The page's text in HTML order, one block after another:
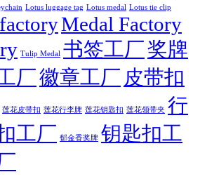
Lotus luggage tag Lotus medal Lotus tie clip
Medal Factory
Tulip Medal 书签工厂奖牌
厂徽章工厂 皮带扣
莲花皮带扣 莲花行李牌 莲花钥匙扣 莲花领带夹 行
工厂 郁金香奖牌 钥匙扣工